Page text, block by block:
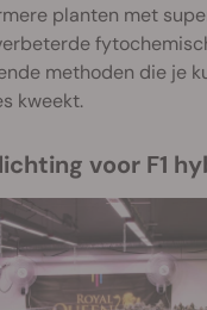
planten met
methoden die je
kweekt.
voor F1